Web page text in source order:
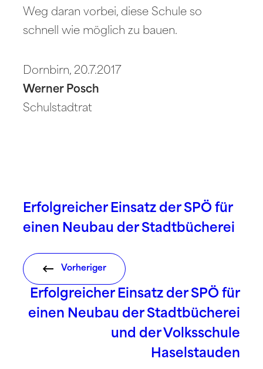
Weg daran vorbei, diese Schule so
schnell wie möglich zu bauen.
Dornbirn, 20.7.2017
Werner Posch
Schulstadtrat
Erfolgreicher Einsatz der SPÖ für
einen Neubau der Stadtbücherei
Vorheriger
Erfolgreicher Einsatz der SPÖ für
einen Neubau der Stadtbücherei
und der Volksschule
Haselstauden